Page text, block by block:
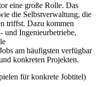
eine große Rolle. Das
die Selbstverwaltung, die
triffst. Dazu kommen
und Ingenieurbetriebe,
am häufigsten verfügbar
konkreten Projekten.
für konkrete Jobtitel)